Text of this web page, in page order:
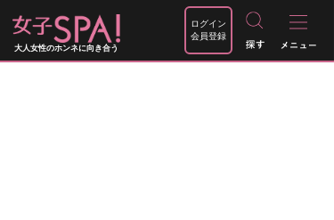
大人女性のホンネに向き合う
ログイン
会員登録